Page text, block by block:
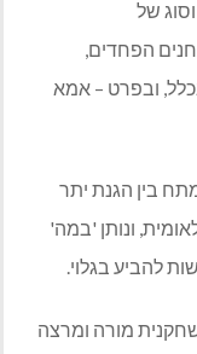
של
הפחדים,
ובפרט – אמא
בין הגנת יתר
ונותן 'במה'
להביע בגלוי.
מורה ומרצה